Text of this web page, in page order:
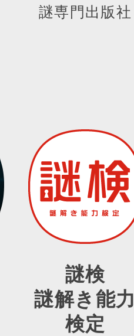
謎専門出版社
謎検
謎解き能
検定